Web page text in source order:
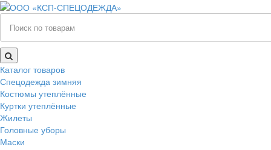
Каталог товаров
Спецодежда зимняя
Костюмы утеплённые
Куртки утеплённые
Жилеты
Головные уборы
Маски